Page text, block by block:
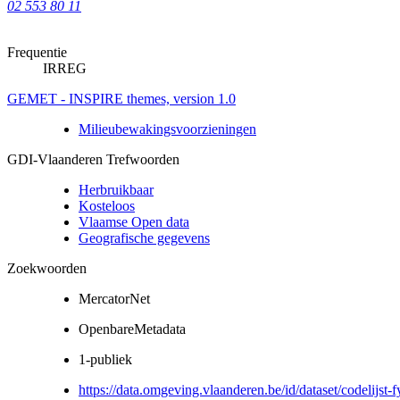
02 553 80 11
Frequentie
IRREG
GEMET - INSPIRE themes, version 1.0
Milieubewakingsvoorzieningen
GDI-Vlaanderen Trefwoorden
Herbruikbaar
Kosteloos
Vlaamse Open data
Geografische gegevens
Zoekwoorden
MercatorNet
OpenbareMetadata
1-publiek
https://data.omgeving.vlaanderen.be/id/dataset/codelijst-